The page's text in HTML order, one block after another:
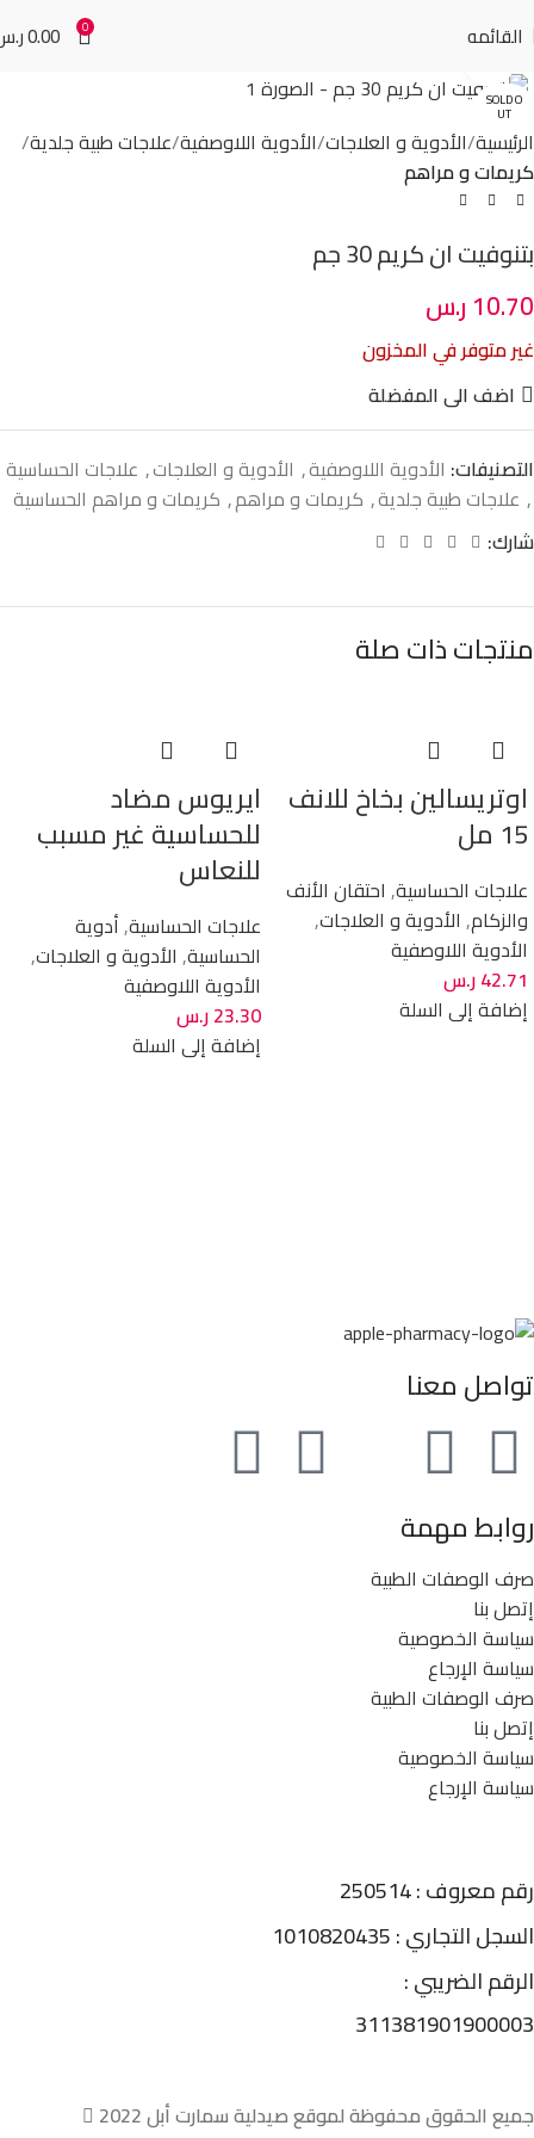
القائمه 0
0.00
SOLD O
UT
الرئيسية الأدوية و العلاجات الأدوية اللاوصفية علاجات طبية جلدية
كريمات و مراهم
بتنوفيت ان كريم 30 جم
10.70 ر.س
غير متوفر في المخزون
اضف الى المفضلة
التصنيفات: الأدوية اللاوصفية, الأدوية و العلاجات, علاجات الحساسية
, علاجات طبية جلدية, كريمات و مراهم, كريمات و مراهم الحساسية
شارك:
منتجات ذات صلة
اوتريسالين بخاخ للانف
15 مل
علاجات الحساسية, احتقان الأنف
والزكام, الأدوية و العلاجات,
الأدوية اللاوصفية
42.71ر.س
إضافة إلى السلة
ايريوس مضاد
للحساسية غير مسبب
للنعاس
علاجات الحساسية,أدوية
الحساسية, الأدوية و العلاجات,
الأدوية اللاوصفية
23.30ر.س
إضافة إلى السلة
تواصل معنا
روابط مهمة
صرف الوصفات الطبية
إتصل بنا
سياسة الخصوصية
سياسة الإرجاع
صرف الوصفات الطبية
إتصل بنا
سياسة الخصوصية
سياسة الإرجاع
رقم معروف : 250514
السجل التجاري : 1010820435
الرقم الضريبي :
311381901900003
جميع الحقوق محفوظة لموقع صيدلية سمارت أبل 2022